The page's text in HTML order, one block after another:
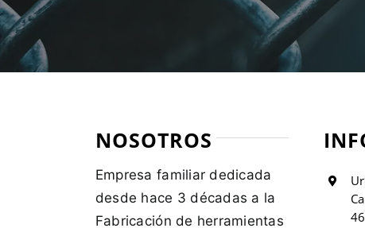
NOSOTROS
Empresa familiar dedicada
desde hace 3 décadas a la
Fabricación de herramientas